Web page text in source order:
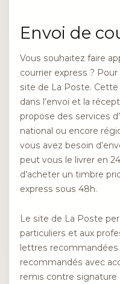
Envoi de
Vous souhaitez faire
courrier express ?
site de La Poste.
dans l’envoi et la
propose des services
national ou encore
vous avez besoin
peut vous le livrer en
d’acheter un timbre
express sous 48h.
Le site de La Poste
particuliers et aux
lettres
recommandés avec
remis contre signature